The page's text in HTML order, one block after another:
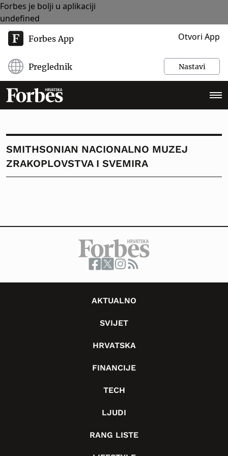
Forbes je bolji u aplikaciji
undefined
Forbes App Otvori App
Preglednik Nastavi
SMITHSONIAN NACIONALNO MUZEJ
ZRAKOPLOVSTVA I SVEMIRA
AKTUALNO
SVIJET
HRVATSKA
FINANCIJE
TECH
LJUDI
RANG LISTE